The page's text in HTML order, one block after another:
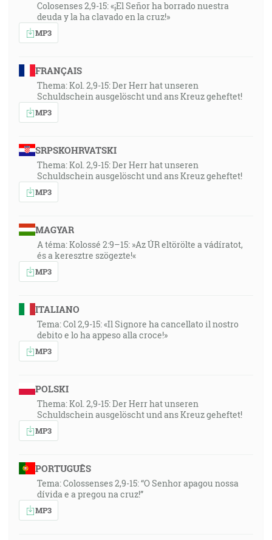
Colosenses 2,9-15: «¡El Señor ha borrado nuestra
deuda y la ha clavado en la cruz!»
MP3
FRANÇAIS
Thema: Kol. 2,9-15: Der Herr hat unseren
Schuldschein ausgelöscht und ans Kreuz geheftet!
MP3
SRPSKOHRVATSKI
Thema: Kol. 2,9-15: Der Herr hat unseren
Schuldschein ausgelöscht und ans Kreuz geheftet!
MP3
MAGYAR
A téma: Kolossé 2:9–15: »Az ÚR eltörölte a vádíratot,
és a keresztre szögezte!«
MP3
ITALIANO
Tema: Col 2,9-15: «Il Signore ha cancellato il nostro
debito e lo ha appeso alla croce!»
MP3
POLSKI
Thema: Kol. 2,9-15: Der Herr hat unseren
Schuldschein ausgelöscht und ans Kreuz geheftet!
MP3
PORTUGUÊS
Tema: Colossenses 2,9-15: “O Senhor apagou nossa
dívida e a pregou na cruz!”
MP3